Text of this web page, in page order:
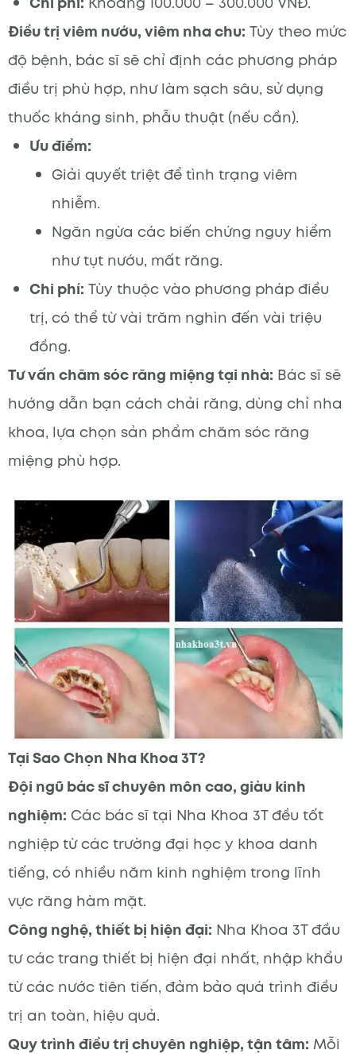
Điều trị viêm nướu, viêm nha chu: Tùy theo mức
độ bệnh, bác sĩ sẽ chỉ định các phương pháp
điều trị phù hợp, như làm sạch sâu, sử dụng
thuốc kháng sinh, phẫu thuật (nếu cần).
Ưu điểm:
Giải quyết triệt để tình trạng viêm
nhiễm.
Ngăn ngừa các biến chứng nguy hiểm
như tụt nướu, mất răng.
Chi phí: Tùy thuộc vào phương pháp điều
trị, có thể từ vài trăm nghìn đến vài triệu
đồng.
Tư vấn chăm sóc răng miệng tại nhà: Bác sĩ sẽ
hướng dẫn bạn cách chải răng, dùng chỉ nha
khoa, lựa chọn sản phẩm chăm sóc răng
miệng phù hợp.
Tại Sao Chọn Nha Khoa 3T?
Đội ngũ bác sĩ chuyên môn cao, giàu kinh
nghiệm: Các bác sĩ tại Nha Khoa 3T đều tốt
nghiệp từ các trường đại học y khoa danh
tiếng, có nhiều năm kinh nghiệm trong lĩnh
vực răng hàm mặt.
Công nghệ, thiết bị hiện đại: Nha Khoa 3T đầu
tư các trang thiết bị hiện đại nhất, nhập khẩu
từ các nước tiên tiến, đảm bảo quá trình điều
trị an toàn, hiệu quả.
Quy trình điều trị chuyên nghiệp, tận tâm: Mỗi